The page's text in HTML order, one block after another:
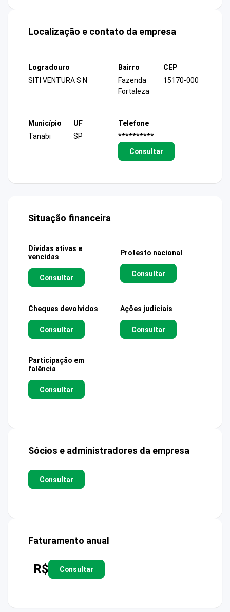
Localização e contato da empresa
Logradouro
SITI VENTURA S N
Bairro
Fazenda
Fortaleza
CEP
15170-000
Município
Tanabi
UF
SP
Telefone
**********
Consultar
Situação financeira
Dívidas ativas e
vencidas
Consultar
Protesto nacional
Consultar
Cheques devolvidos
Consultar
Ações judiciais
Consultar
Participação em
falência
Consultar
Sócios e administradores da empresa
Consultar
Faturamento anual
R$ Consultar